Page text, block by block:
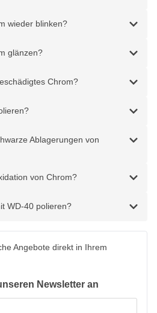
wieder blinken?
glänzen?
Chrom?
Ablagerungen von
von Chrom?
WD-40 polieren?
Angebote direkt in Ihrem
Newsletter an